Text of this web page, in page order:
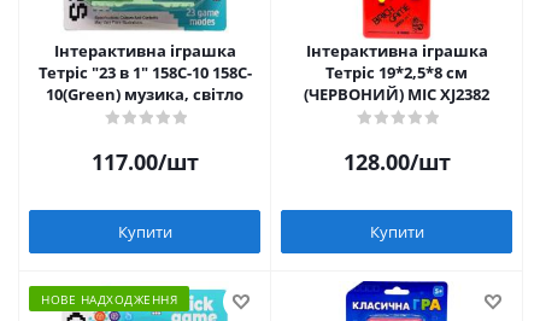
Інтерактивна іграшка
Тетріс "23 в 1" 158C-10 158C-
10(Green) музика, світло
117.00/шт
Купити
Інтерактивна іграшка
Тетріс 19*2,5*8 см
(ЧЕРВОНИЙ) MIC XJ2382
128.00/шт
Купити
НОВЕ НАДХОДЖЕННЯ